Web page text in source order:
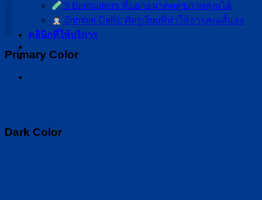
5 Biomarkers ที่บอกอนาคตสุขภาพคุณได้
Zombie Cells: ศัตรูเงียบที่ทำให้อายุคุณสั้นลง
คลินิกที่ให้บริการ
Primary Color
Dark Color